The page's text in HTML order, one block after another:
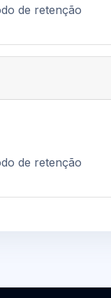
de retenção
de retenção